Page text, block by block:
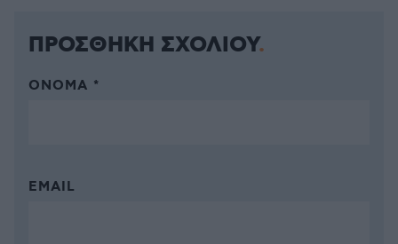
ΠΡΟΣΘΗΚΗ ΣΧΟΛΙΟΥ
ΌΝΟΜΑ *
EMAIL